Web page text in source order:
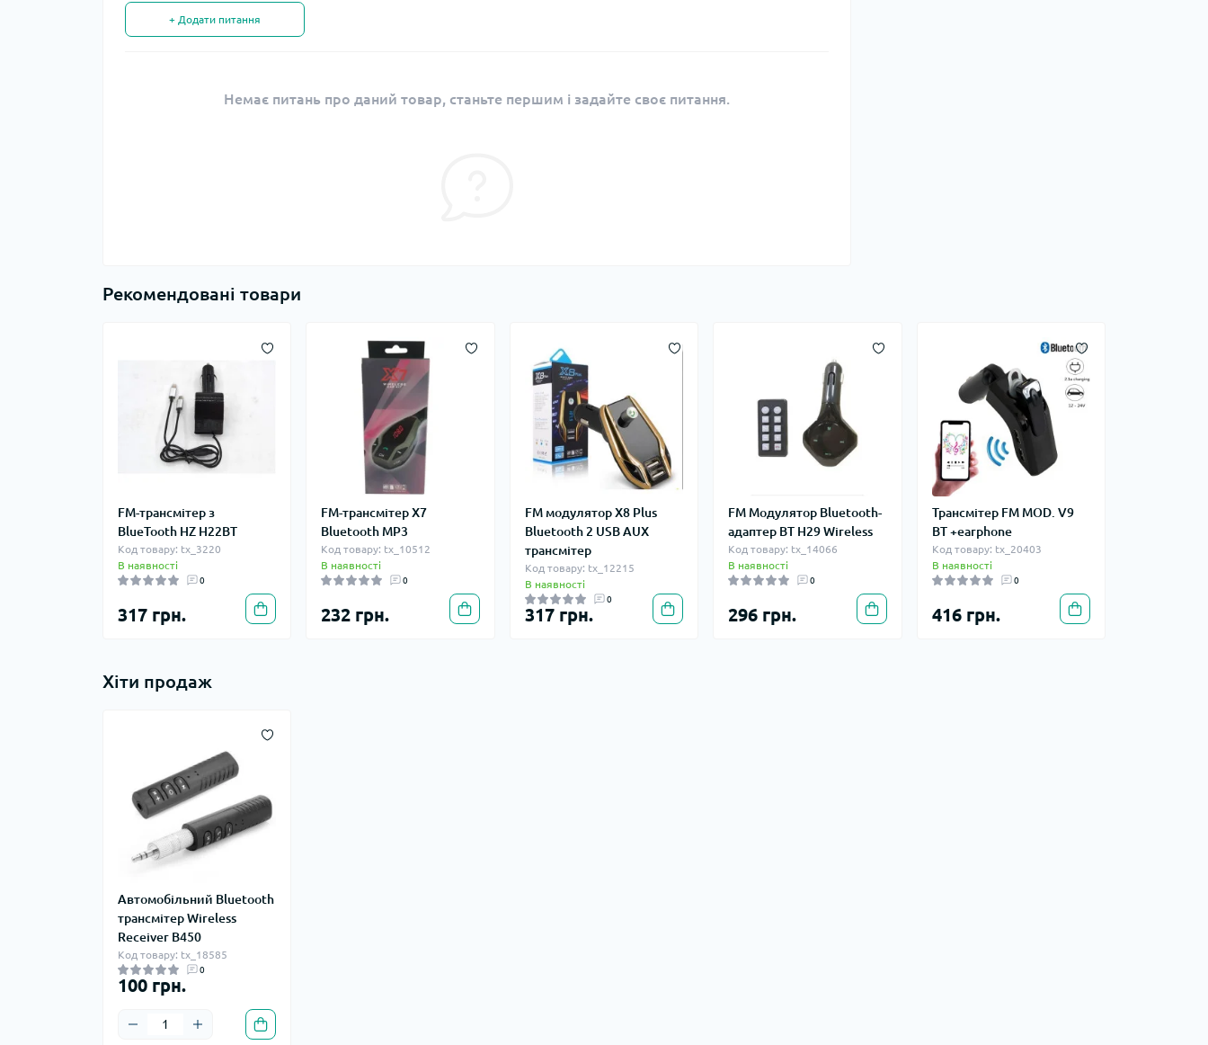
+ Додати питання
Немає питань про даний товар, станьте першим і задайте своє питання.
Рекомендовані товари
FM-трансмітер з
BlueTooth HZ H22BT
Код товару: tx_3220
В наявності
0
317 грн.
FM-трансмітер X7
Bluetooth MP3
Код товару: tx_10512
В наявності
0
232 грн.
FM модулятор X8 Plus
Bluetooth 2 USB AUX
трансмітер
Код товару: tx_12215
В наявності
0
317 грн.
FM Модулятор Bluetooth-
адаптер BT H29 Wireless
Код товару: tx_14066
В наявності
0
296 грн.
Трансмітер FM MOD. V9
BT +earphone
Код товару: tx_20403
В наявності
0
416 грн.
Хіти продаж
Автомобільний Bluetooth
трансмітер Wireless
Receiver B450
Код товару: tx_18585
0
100 грн.